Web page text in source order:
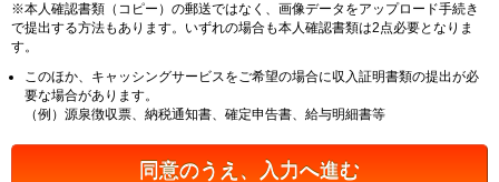
※本人確認書類（コピー）の郵送ではなく、画像データをアップロード手続き
で提出する方法もあります。いずれの場合も本人確認書類は2点必要となりま
す。
このほか、キャッシングサービスをご希望の場合に収入証明書類の提出が必
要な場合があります。
（例）源泉徴収票、納税通知書、確定申告書、給与明細書等
同意のうえ、入力へ進む